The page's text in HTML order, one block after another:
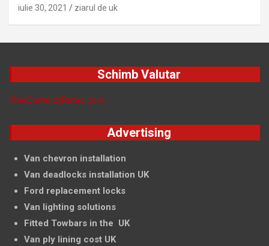
iulie 30, 2021 ziarul de uk
Schimb Valutar
FreeCurrencyRates.com
Advertising
Van chevron installation
Van deadlocks installation UK
Ford replacement locks
Van lighting solutions
Fitted Towbars in the UK
Van ply lining cost UK